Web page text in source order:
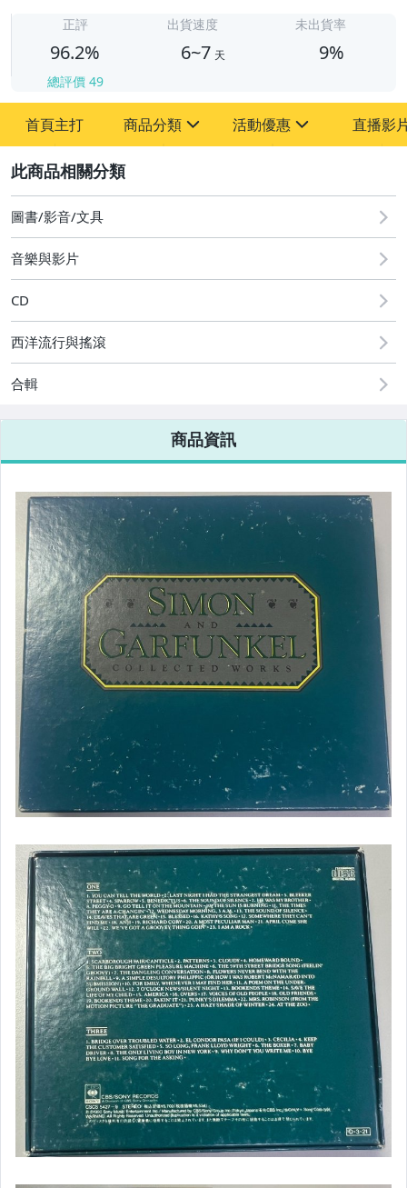
正評
96.2%
總評價 49
出貨速度
6~7 天
未出貨率
9%
首頁主打 商品分類
其它
活動優惠
[全店] 粉絲專享
[全店] 週年慶
直播影
圖書/影音/文具
音樂與影片
CD
西洋流行與搖滾
合輯
商品資訊